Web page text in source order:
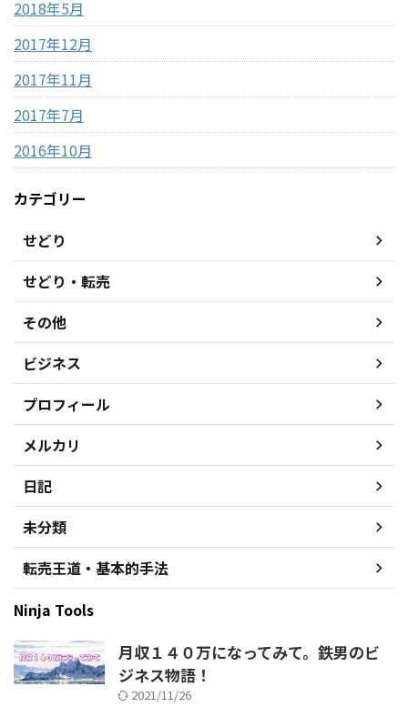
2018年5月
2017年12月
2017年11月
2017年7月
2016年10月
カテゴリー
せどり
せどり・転売
その他
ビジネス
プロフィール
メルカリ
日記
未分類
転売王道・基本的手法
Ninja Tools
月収１４０万になってみて。鉄男のビ
ジネス物語！
2021/11/26